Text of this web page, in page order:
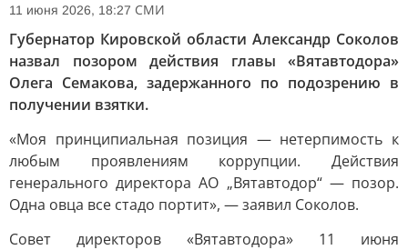
11 июня 2026, 18:27 СМИ
Губернатор Кировской области Александр Соколов
назвал позором действия главы «Вятавтодора»
Олега Семакова, задержанного по подозрению в
получении взятки.
«Моя принципиальная позиция — нетерпимость к
любым проявлениям коррупции. Действия
генерального директора АО „Вятавтодор“ — позор.
Одна овца все стадо портит», — заявил Соколов.
Совет директоров «Вятавтодора» 11 июня